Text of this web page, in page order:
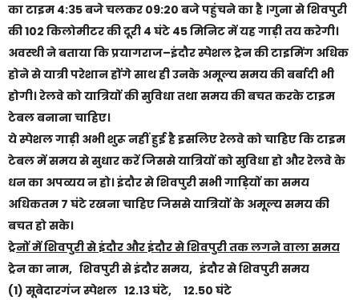
का टाइम 4:35 बजे चलकर 09:20 बजे पहुंचने का है ।गुना से शिवपुरी
की 102 किलोमीटर की दूरी 4 घंटे 45 मिनिट में यह गाड़ी तय करेगी।
अवस्थी ने बताया कि प्रयागराज–इंदौर स्पेशल ट्रेन की टाइमिंग अधिक
होने से यात्री परेशान होंगे साथ ही उनके अमूल्य समय की बर्बादी भी
होगी। रेलवे को यात्रियों की सुविधा तथा समय की बचत करके टाइम
टेबल बनाना चाहिए।
ये स्पेशल गाड़ी अभी शुरू नहीं हुई है इसलिए रेलवे को चाहिए कि टाइम
टेबल में समय से सुधार करें जिससे यात्रियों को सुविधा हो और रेलवे के
धन का अपव्यय न हो। इंदौर से शिवपुरी सभी गाड़ियों का समय
अधिकतम 7 घंटे रखना चाहिए जिससे यात्रियों के अमूल्य समय की
बचत हो सके।
ट्रेनों में शिवपुरी से इंदौर और इंदौर से शिवपुरी तक लगने वाला समय
ट्रेन का नाम, शिवपुरी से इंदौर समय, इंदौर से शिवपुरी समय
(1) सूबेदारगंज स्पेशल 12.13 घंटे, 12.50 घंटे